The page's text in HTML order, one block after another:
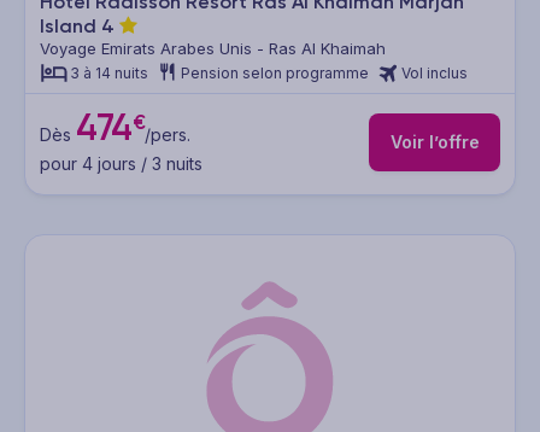
Island 4
Voyage Emirats Arabes Unis - Ras Al Khaimah
3 à 14 nuits Pension selon programme Vol inclus
Dès 474€/pers.
pour 4 jours / 3 nuits
Voir l’offre